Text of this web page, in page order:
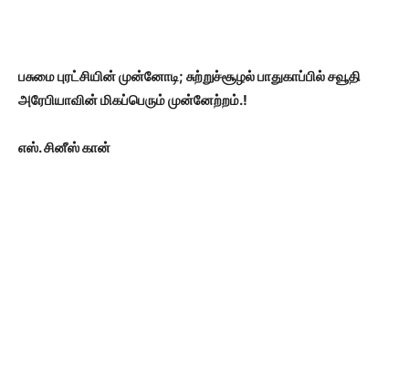
பசுமை புரட்சியின் முன்னோடி; சுற்றுச்சூழல் பாதுகாப்பில் சவூதி
அரேபியாவின் மிகப்பெரும் முன்னேற்றம்.!
எஸ். சினீஸ் கான்